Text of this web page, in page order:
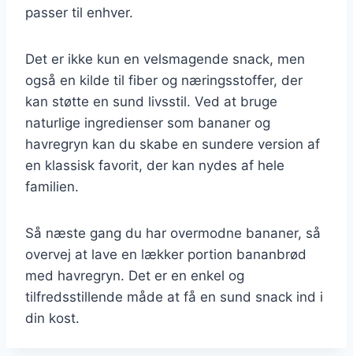
passer til enhver.
Det er ikke kun en velsmagende snack, men
også en kilde til fiber og næringsstoffer, der
kan støtte en sund livsstil. Ved at bruge
naturlige ingredienser som bananer og
havregryn kan du skabe en sundere version af
en klassisk favorit, der kan nydes af hele
familien.
Så næste gang du har overmodne bananer, så
overvej at lave en lækker portion bananbrød
med havregryn. Det er en enkel og
tilfredsstillende måde at få en sund snack ind i
din kost.